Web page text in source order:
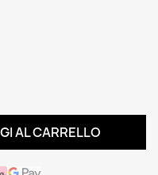
AL CARRELLO